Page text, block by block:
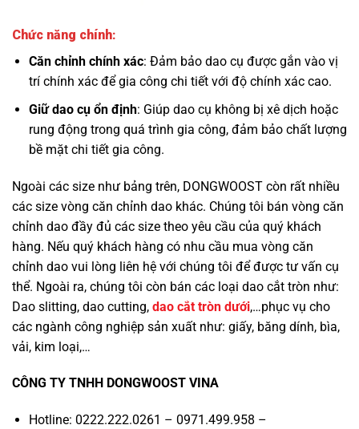
Chức năng chính:
Căn chỉnh chính xác: Đảm bảo dao cụ được gắn vào vị
trí chính xác để gia công chi tiết với độ chính xác cao.
Giữ dao cụ ổn định: Giúp dao cụ không bị xê dịch hoặc
rung động trong quá trình gia công, đảm bảo chất lượng
bề mặt chi tiết gia công.
Ngoài các size như bảng trên, DONGWOOST còn rất nhiều
các size vòng căn chỉnh dao khác. Chúng tôi bán vòng căn
chỉnh dao đầy đủ các size theo yêu cầu của quý khách
hàng. Nếu quý khách hàng có nhu cầu mua vòng căn
chỉnh dao vui lòng liên hệ với chúng tôi để được tư vấn cụ
thể. Ngoài ra, chúng tôi còn bán các loại dao cắt tròn như:
Dao slitting, dao cutting, dao cắt tròn dưới,…phục vụ cho
các ngành công nghiệp sản xuất như: giấy, băng dính, bìa,
vải, kim loại,…
CÔNG TY TNHH DONGWOOST VINA
Hotline: 0222.222.0261 – 0971.499.958 –